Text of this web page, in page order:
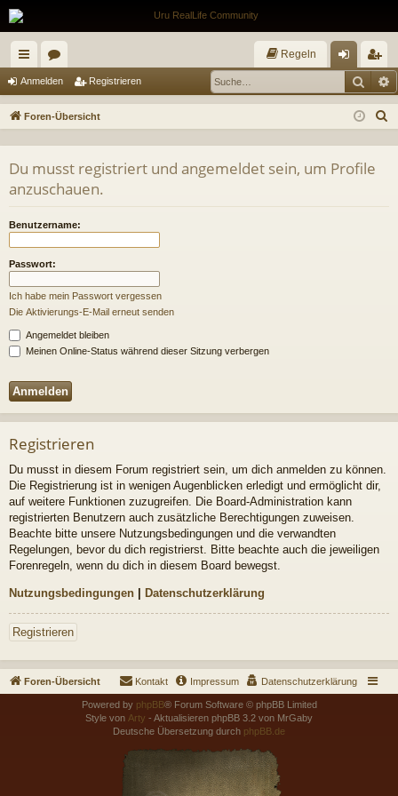
ch
ne
riff
or
en
Regeln
m
eg
ist
Anmelden Registrieren
Foren-Übersicht
Du musst registriert und angemeldet sein, um Profile
anzuschauen.
Benutzername:
Passwort:
Ich habe mein Passwort vergessen
Die Aktivierungs-E-Mail erneut senden
Angemeldet bleiben
Meinen Online-Status während dieser Sitzung verbergen
Registrieren
Du musst in diesem Forum registriert sein, um dich anmelden zu können.
Die Registrierung ist in wenigen Augenblicken erledigt und ermöglicht dir,
auf weitere Funktionen zuzugreifen. Die Board-Administration kann
registrierten Benutzern auch zusätzliche Berechtigungen zuweisen.
Beachte bitte unsere Nutzungsbedingungen und die verwandten
Regelungen, bevor du dich registrierst. Bitte beachte auch die jeweiligen
Forenregeln, wenn du dich in diesem Board bewegst.
Nutzungsbedingungen | Datenschutzerklärung
Registrieren
Foren-Übersicht Datenschutzerklärung
Impressum
Kontakt
Powered by phpBB® Forum Software © phpBB Limited
Style von Arty - Aktualisieren phpBB 3.2 von MrGaby
Deutsche Übersetzung durch phpBB.de